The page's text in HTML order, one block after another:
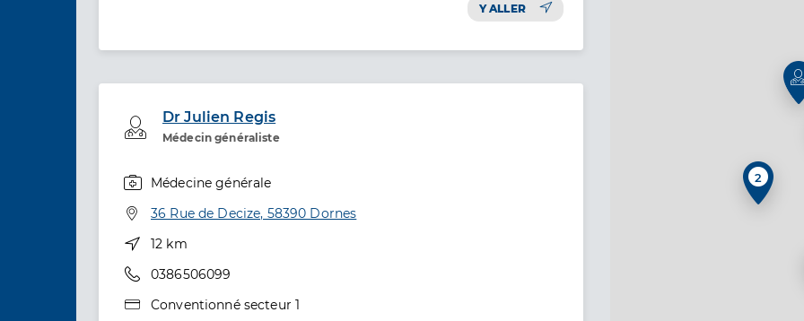
Y ALLER
Dr Julien Regis
Médecin généraliste
Professionel de santé
Médecine générale
Adresse
36 Rue de Decize, 58390 Dornes
Distance
12 km
Téléphone
0386506099
Type de convention
Conventionné secteur 1
2